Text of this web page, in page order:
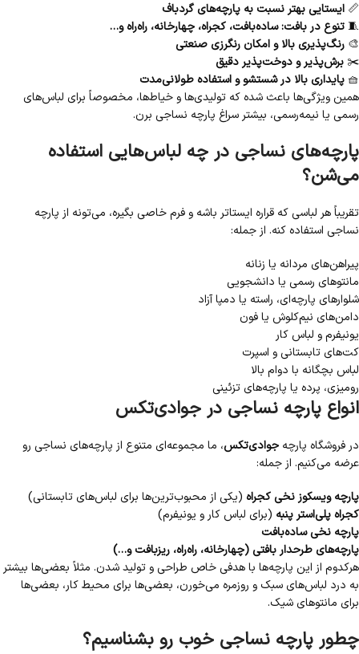
📏 ایستایی بهتر نسبت به پارچه‌های گردباف
🧵تنوع در بافت: ساده‌بافت، کجراه، چهارخانه، راه‌راه و…
🎨 رنگ‌پذیری بالا و امکان رنگرزی صنعتی
✂️ برش‌پذیر و دوخت‌پذیر دقیق
🧺 پایداری بالا در شستشو و استفاده طولانی‌مدت
همین ویژگی‌ها باعث شده که تولیدی‌ها و خیاط‌ها، مخصوصاً برای لباس‌های
رسمی یا نیمه‌رسمی، بیشتر سراغ پارچه نساجی برن.
پارچه‌های نساجی در چه لباس‌هایی استفاده
می‌شن؟
تقریباً هر لباسی که قراره ایستاتر باشه و فرم خاصی بگیره، می‌تونه از پارچه
نساجی استفاده کنه. از جمله:
پیراهن‌های مردانه یا زنانه
مانتوهای رسمی یا دانشجویی
شلوارهای پارچه‌ای، راسته یا دمپا آزاد
دامن‌های نیم‌کلوش یا فون
یونیفرم و لباس کار
کت‌های تابستانی و اسپرت
لباس بچگانه با دوام بالا
رومیزی، پرده یا پارچه‌های تزئینی
انواع پارچه نساجی در جوادی‌تکس
در فروشگاه پارچه جوادی‌تکس، ما مجموعه‌ای متنوع از پارچه‌های نساجی رو
عرضه می‌کنیم. از جمله:
پارچه ویسکوز نخی کجراه (یکی از محبوب‌ترین‌ها برای لباس‌های تابستانی)
کجراه پلی‌استر پنبه (برای لباس کار و یونیفرم)
پارچه نخی ساده‌بافت
پارچه‌های طرحدار بافتی (چهارخانه، راه‌راه، ریزبافت و…)
هرکدوم از این پارچه‌ها با هدفی خاص طراحی و تولید شدن. مثلاً بعضی‌ها بیشتر
به درد لباس‌های سبک و روزمره می‌خورن، بعضی‌ها برای محیط کار، بعضی‌ها
برای مانتوهای شیک.
چطور پارچه نساجی خوب رو بشناسیم؟